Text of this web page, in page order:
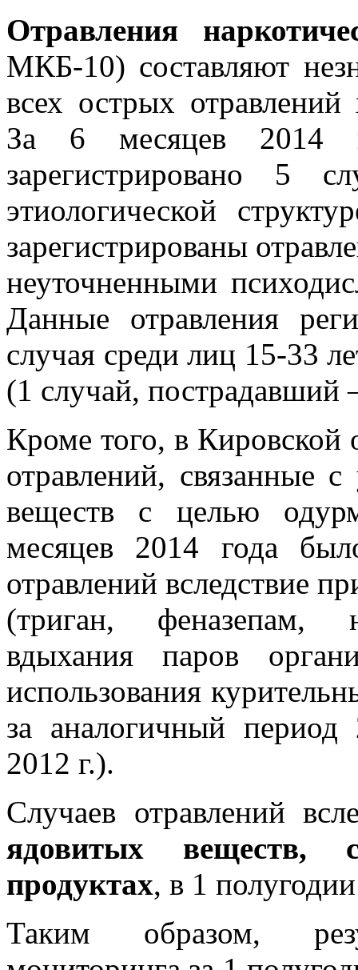
Отравления
МКБ-10) составляют
всех острых
За 6 месяцев 2014
зарегистрировано 5
этиологической
зарегистрированы
неуточненными
Данные отравления
случая среди лиц 15-33
(1 случай, пострадавший
Кроме того, в Кировской
отравлений, связанные
веществ с целью
месяцев 2014 года
отравлений вследствие
(триган, феназепам,
вдыхания паров
использования
за аналогичный
2012 г.).
Случаев отравлений
ядовитых веществ,
продуктах, в 1
Таким образом,